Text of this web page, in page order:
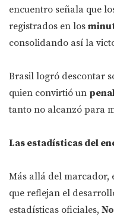
encuentro señala que
registrados en los
consolidando así la
Brasil logró descontar
quien convirtió un
tanto no alcanzó para
Las estadísticas del
Más allá del marcador,
que reflejan el
estadísticas oficiales,